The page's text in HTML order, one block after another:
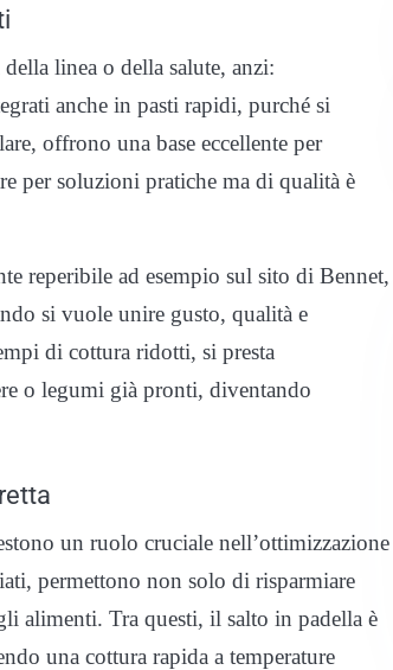
linea o della salute, anzi:
anche in pasti rapidi, purché si
offrono una base eccellente per
per soluzioni pratiche ma di qualità è
reperibile ad esempio sul sito di Bennet,
si vuole unire gusto, qualità e
di cottura ridotti, si presta
o legumi già pronti, diventando
un ruolo cruciale nell’ottimizzazione
permettono non solo di risparmiare
alimenti. Tra questi, il salto in padella è
una cottura rapida a temperature